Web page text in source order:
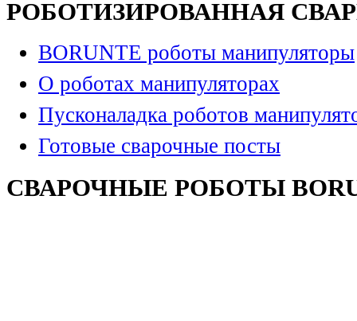
РОБОТИЗИРОВАННАЯ
BORUNTE роботы манипуляторы
О роботах манипуляторах
Пусконаладка роботов
Готовые сварочные посты
СВАРОЧНЫЕ РОБОТЫ